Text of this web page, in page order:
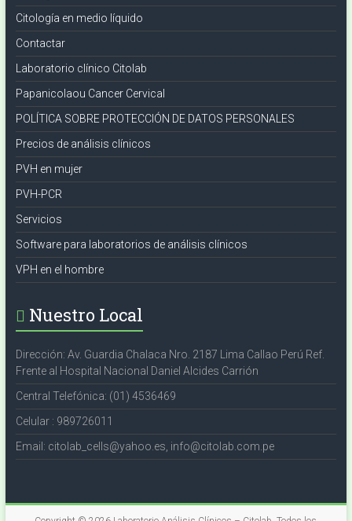
Citología en medio líquido
Contactar
Laboratorio clínico Citolab
Papanicolaou Cancer Cervical
POLÍTICA SOBRE PROTECCIÓN DE DATOS PERSONALES
Precios de análisis clínicos
PVH en mujer
PVH-PCR
Servicios
Software para laboratorios de análisis clínicos
VPH en el hombre
Nuestro Local
Dirección: Av. Guardia Chalaca Nro. 2187 Lima Callao Perú Ref.
Frente al Hospital Nacional Daniel Alcides Carrión
Central Telefónica: (01) 4536469
Celular : 989726011
Email: citolab_cells@yahoo.es, info@citolab.com.pe